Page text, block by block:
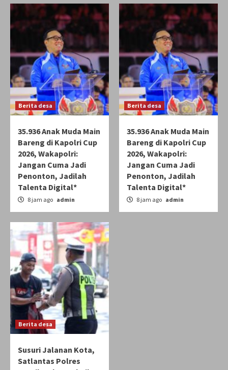
Berita desa
35.936 Anak Muda Main
Bareng di Kapolri Cup
2026, Wakapolri:
Jangan Cuma Jadi
Penonton, Jadilah
Talenta Digital*
8 jam ago admin
Berita desa
35.936 Anak Muda Main
Bareng di Kapolri Cup
2026, Wakapolri:
Jangan Cuma Jadi
Penonton, Jadilah
Talenta Digital*
8 jam ago admin
Berita desa
Susuri Jalanan Kota,
Satlantas Polres